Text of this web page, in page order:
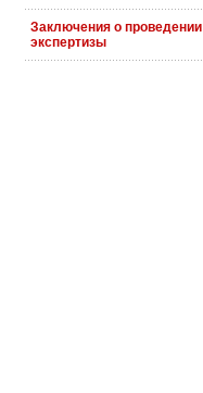
Заключения о проведении
экспертизы